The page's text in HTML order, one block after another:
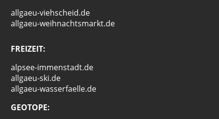
allgaeu-viehscheid.de
allgaeu-weihnachtsmarkt.de
FREIZEIT:
alpsee-immenstadt.de
allgaeu-ski.de
allgaeu-wasserfaelle.de
GEOTOPE: